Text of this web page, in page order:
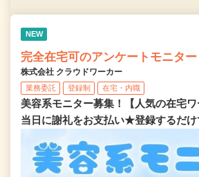
NEW
完全在宅可のアンケートモニター
株式会社 クラウドワーカー
業務委託 登録制 在宅・内職
美容系モニター募集！【人気の在宅ワ
当日に謝礼をお支払い★登録するだけ